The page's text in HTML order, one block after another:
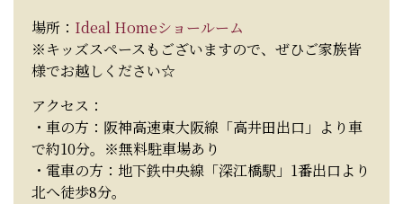
場所： Ideal Homeショールーム
※キッズスペースもございますので、ぜひご家族皆
様でお越しください☆
アクセス：
・車の方：阪神高速東大阪線「高井田出口」より車
で約10分。※無料駐車場あり
・電車の方：地下鉄中央線「深江橋駅」1番出口より
北へ徒歩8分。